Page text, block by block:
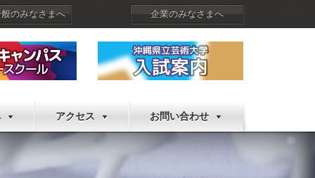
のみなさまへ 企業のみなさまへ
アクセス お問い合わせ